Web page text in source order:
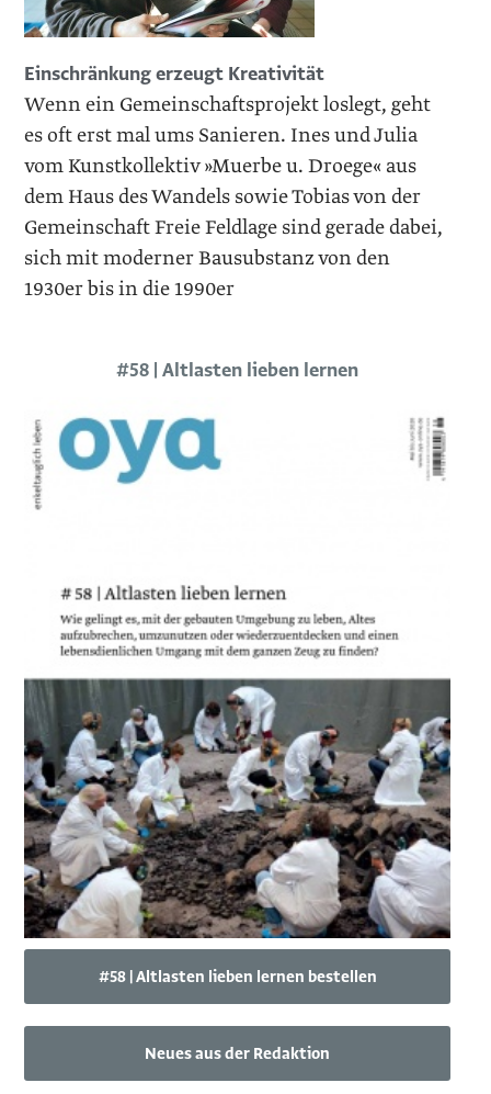
Einschränkung erzeugt Kreativität
Wenn ein Gemeinschaftsprojekt loslegt, geht
es oft erst mal ums Sanieren. Ines und Julia
vom Kunstkollektiv »Muerbe u. Droege« aus
dem Haus des Wandels sowie Tobias von der
Gemeinschaft Freie Feldlage sind gerade dabei,
sich mit moderner Bausub­stanz von den
1930er bis in die 1990er
#58 | Altlasten lieben lernen
#58 | Altlasten lieben lernen bestellen
Neues aus der Redaktion